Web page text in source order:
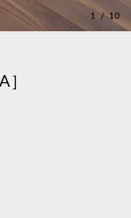
1 /10